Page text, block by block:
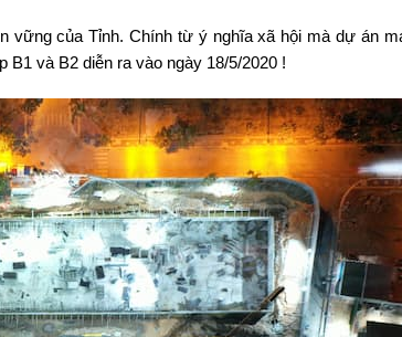
của Tỉnh. Chính từ ý nghĩa xã hội mà dự án
B1 và B2 diễn ra vào ngày 18/5/2020 !